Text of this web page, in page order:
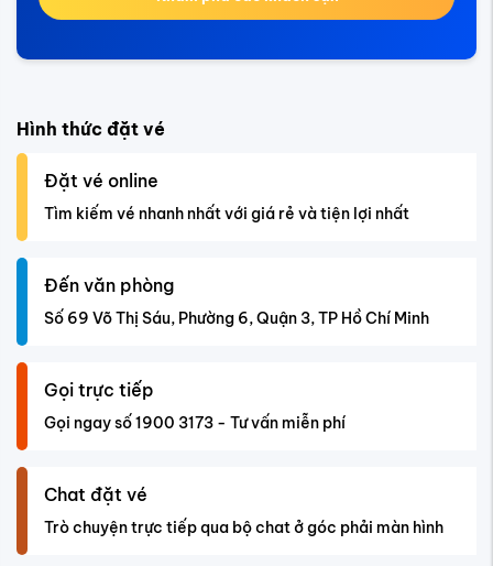
Hình thức đặt vé
Đặt vé online
Tìm kiếm vé nhanh nhất với giá rẻ và tiện lợi nhất
Đến văn phòng
Số 69 Võ Thị Sáu, Phường 6, Quận 3, TP Hồ Chí Minh
Gọi trực tiếp
Gọi ngay số 1900 3173 - Tư vấn miễn phí
Chat đặt vé
Trò chuyện trực tiếp qua bộ chat ở góc phải màn hình